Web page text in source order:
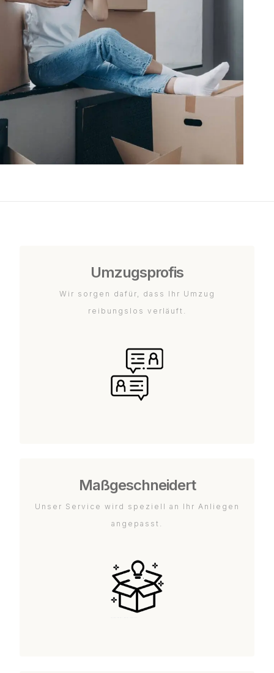
Umzugsprofis
Wir sorgen dafür, dass Ihr Umzug
reibungslos verläuft.
Maßgeschneidert
Unser Service wird speziell an Ihr Anliegen
angepasst.